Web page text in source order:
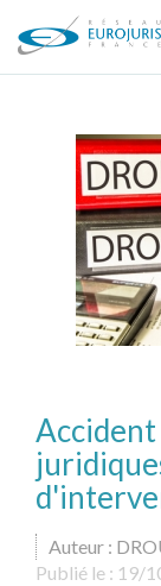
Auteur :
Publié le : 19/